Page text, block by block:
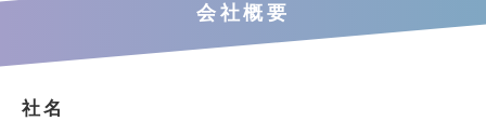
会社概要
社名